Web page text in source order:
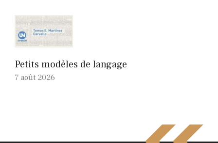
Petits modèles de langage
7 août 2026